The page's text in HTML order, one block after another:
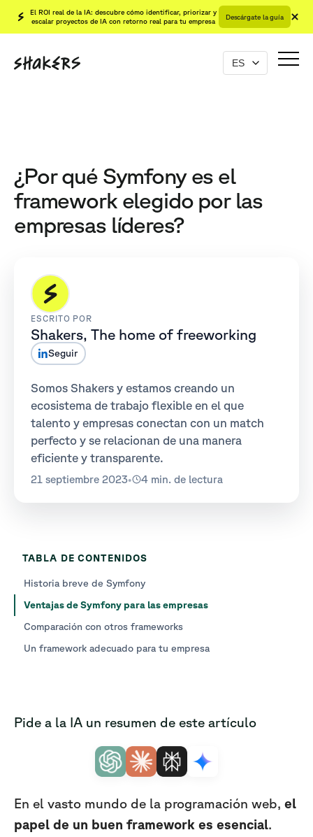
El ROI real de la IA: descubre cómo identificar, priorizar y
escalar proyectos de IA con retorno real para tu empresa
Descárgate la guía
¿Por qué Symfony es el
framework elegido por las
empresas líderes?
ESCRITO POR
Shakers, The home of freeworking
Seguir
Somos Shakers y estamos creando un
ecosistema de trabajo flexible en el que
talento y empresas conectan con un match
perfecto y se relacionan de una manera
eficiente y transparente.
21 septiembre 2023• 4 min. de lectura
TABLA DE CONTENIDOS
Historia breve de Symfony
Ventajas de Symfony para las empresas
Comparación con otros frameworks
Un framework adecuado para tu empresa
Pide a la IA un resumen de este artículo
En el vasto mundo de la programación web, el
papel de un buen framework es esencial.